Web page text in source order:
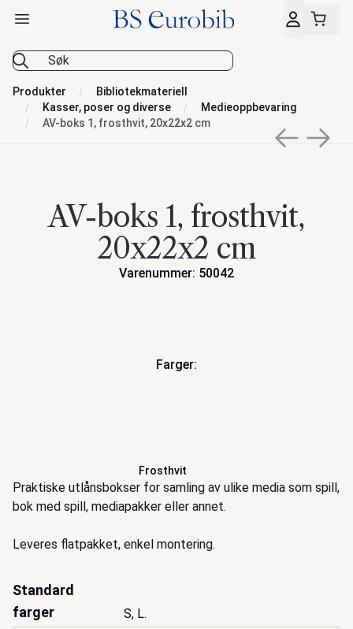
BS Eurobib
Åpne hovedmeny
Produkter
Bibliotekmateriell
Kasser, poser og diverse
Medieoppbevaring
AV-boks 1, frosthvit, 20x22x2 cm
Previous
Next
AV-boks 1, frosthvit,
20x22x2 cm
Varenummer: 50042
Farger:
Frosthvit
Beskrivelse
Praktiske utlånsbokser for samling av ulike media som spill,
bok med spill, mediapakker eller annet.
Leveres flatpakket, enkel montering.
Standard
farger
S, L.